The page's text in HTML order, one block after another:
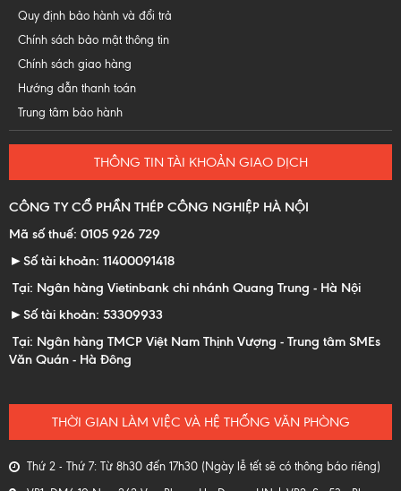
Quy định bảo hành và đổi trả
Chính sách bảo mật thông tin
Chính sách giao hàng
Hướng dẫn thanh toán
Trung tâm bảo hành
THÔNG TIN TÀI KHOẢN GIAO DỊCH
CÔNG TY CỔ PHẦN THÉP CÔNG NGHIỆP HÀ NỘI
Mã số thuế: 0105 926 729
►Số tài khoản: 11400091418
Tại: Ngân hàng Vietinbank chi nhánh Quang Trung - Hà Nội
►Số tài khoản: 53309933
Tại: Ngân hàng TMCP Việt Nam Thịnh Vượng - Trung tâm SMEs
Văn Quán - Hà Đông
THỜI GIAN LÀM VIỆC VÀ HỆ THỐNG VĂN PHÒNG
Thứ 2 - Thứ 7: Từ 8h30 đến 17h30 (Ngày lễ tết sẽ có thông báo riêng)